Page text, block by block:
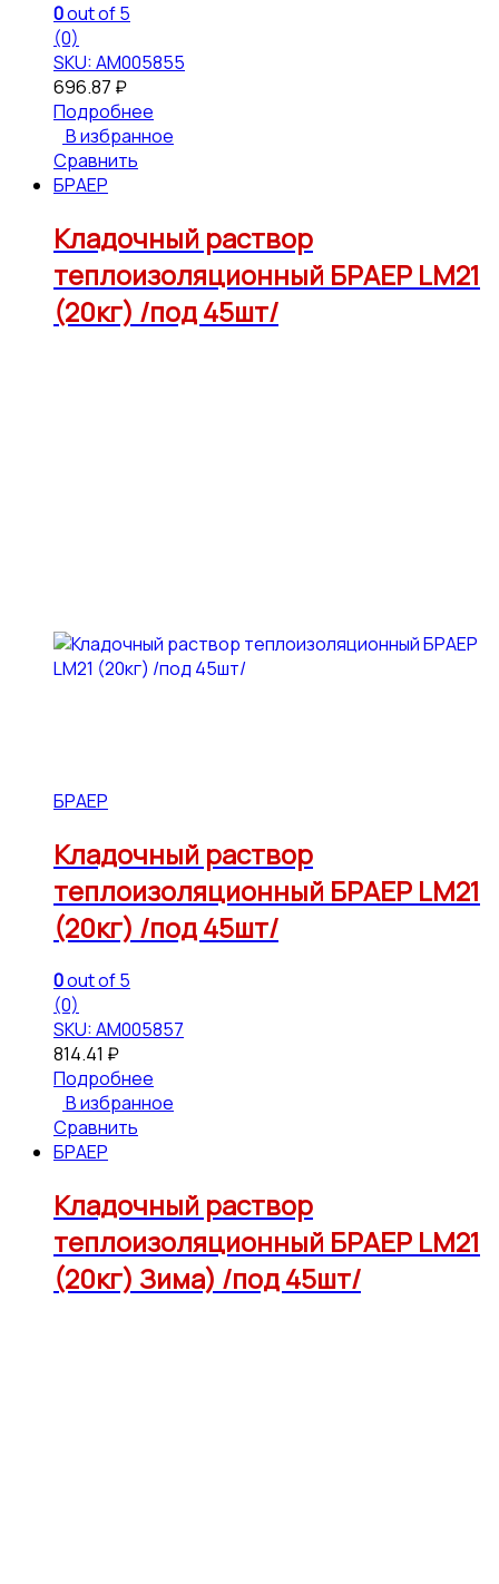
0out of 5
(0)
SKU: АМ005855
696.87 ₽
Подробнее
В избранное
Сравнить
БРАЕР
Кладочный раствор
теплоизоляционный БРАЕР LM21
(20кг) /под 45шт/
БРАЕР
Кладочный раствор
теплоизоляционный БРАЕР LM21
(20кг) /под 45шт/
0out of 5
(0)
SKU: АМ005857
814.41 ₽
Подробнее
В избранное
Сравнить
БРАЕР
Кладочный раствор
теплоизоляционный БРАЕР LM21
(20кг) Зима) /под 45шт/